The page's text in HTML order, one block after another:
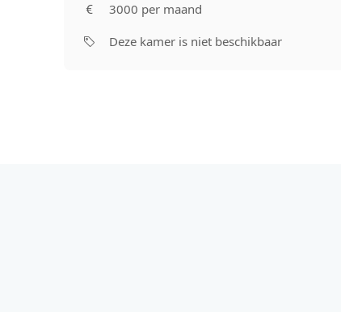
3000 per maand
Deze kamer is niet beschikbaar